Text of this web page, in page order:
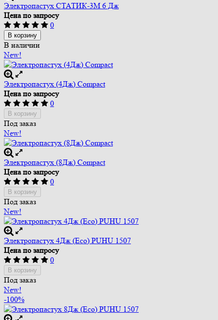
Электропастух СТАТИК-3М 6 Дж
Цена по запросу
0
В корзину
В наличии
New!
Электропастух (4Дж) Compact
Цена по запросу
0
В корзину
Под заказ
New!
Электропастух (8Дж) Compact
Цена по запросу
0
В корзину
Под заказ
New!
Электропастух 4Дж (Eco) PUHU 1507
Цена по запросу
0
В корзину
Под заказ
New!
-100%